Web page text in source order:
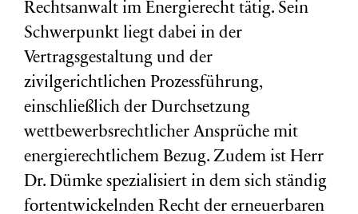
Rechtsanwalt im Energierecht tätig. Sein
Schwerpunkt liegt dabei in der
Vertragsgestaltung und der
zivilgerichtlichen Prozessführung,
einschließlich der Durchsetzung
wettbewerbsrechtlicher Ansprüche mit
energierechtlichem Bezug. Zudem ist Herr
Dr. Dümke spezialisiert in dem sich ständig
fortentwickelnden Recht der erneuerbaren